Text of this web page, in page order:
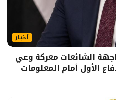
أخبار
الشائعات معركة وعي
الأول أمام المعلومات